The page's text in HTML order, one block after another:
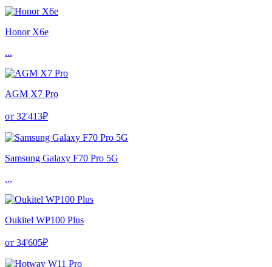
Honor X6e
...
AGM X7 Pro
от 32'413₽
Samsung Galaxy F70 Pro 5G
...
Oukitel WP100 Plus
от 34'605₽